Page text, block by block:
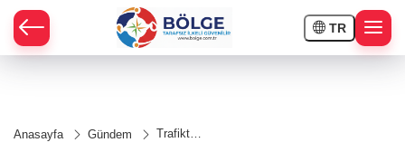
TR
Anasayfa Gündem
Trafikteki